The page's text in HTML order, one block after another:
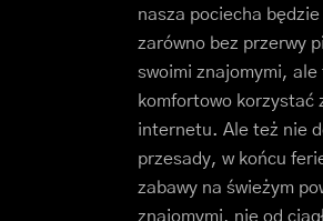
nasza pociecha będzie
zarówno bez przerwy
swoimi znajomymi, ale
komfortowo korzystać
internetu. Ale też nie
przesady, w końcu
zabawy na świeżym
znajomymi, nie od